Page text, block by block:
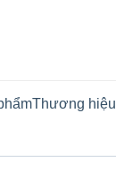
Thương hiệu